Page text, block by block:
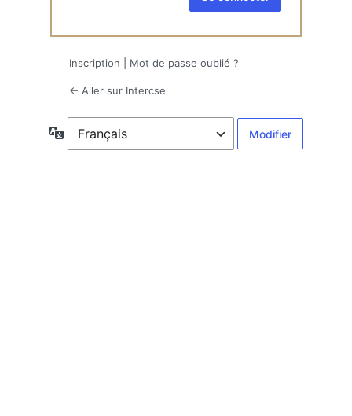
Inscription Mot de passe oublié ?
← Aller sur Intercse
Langue